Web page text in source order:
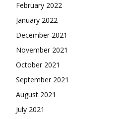
February 2022
January 2022
December 2021
November 2021
October 2021
September 2021
August 2021
July 2021